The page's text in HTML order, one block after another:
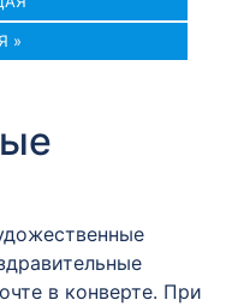
»
в конверте. При